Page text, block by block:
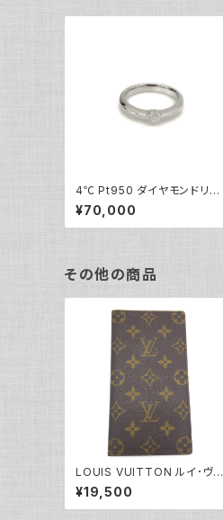
4℃ Pt950 ダイヤモンドリン
グ [True Love] プラチナ 指
輪 8号 Y05242
¥70,000
その他の商品
LOUIS VUITTON ルイ･ヴィ
トン モノグラム ポルト バルー
ル カルト クレディ M61823
Y05170
¥19,500